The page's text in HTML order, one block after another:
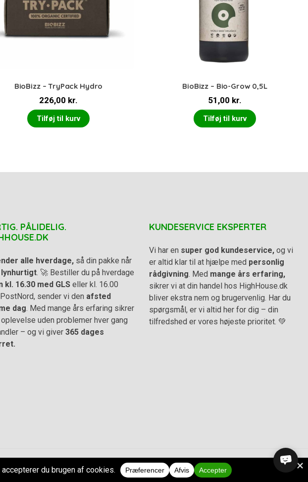
BioBizz – TryPack Hydro
226,00 kr.
Tilføj til kurv
BioBizz – Bio-Grow 0,5L
51,00 kr.
Tilføj til kurv
PÅLIDELIG.
alle hverdage, så din pakke når
lynhurtigt. 🚀 Bestiller du på hverdage
kl. 16.30 med GLS eller kl. 16.00
sender vi den afsted
dag. Med mange års erfaring sikrer
uden problemer hver gang
– og vi giver 365 dages
KUNDESERVICE EKSPERTER
Vi har en super god kundeservice, og vi
er altid klar til at hjælpe med personlig
rådgivning. Med mange års erfaring,
sikrer vi at din handel hos HighHouse.dk
bliver ekstra nem og brugervenlig. Har du
spørgsmål, er vi altid her for dig – din
tilfredshed er vores højeste prioritet. 💚
CVR.38973576© 2011-2026 HighHouse.dk